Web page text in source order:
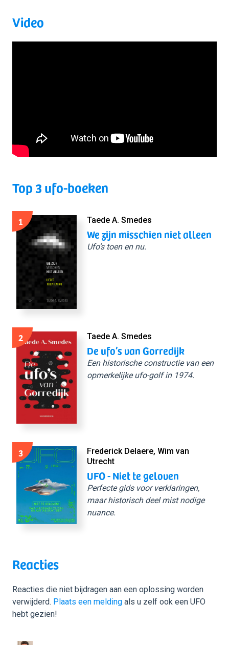
Video
Top 3 ufo-boeken
1 Taede A. Smedes
We zijn misschien niet alleen
Ufo’s toen en nu.
2 Taede A. Smedes
De ufo’s van Gorredijk
Een historische constructie van een
opmerkelijke ufo-golf in 1974.
3
Frederick Delaere, Wim van
Utrecht
UFO - Niet te geloven
Perfecte gids voor verklaringen,
maar historisch deel mist nodige
nuance.
Reacties
Reacties die niet bijdragen aan een oplossing worden
verwijderd. Plaats een melding als u zelf ook een UFO
hebt gezien!